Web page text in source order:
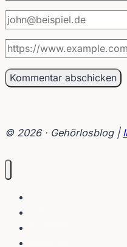
© 2026 · Gehörlosblog |